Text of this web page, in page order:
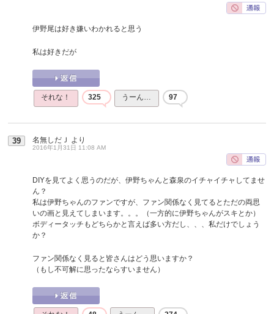
伊野尾は好き嫌いわかれると思う
私は好きだが
それな！ 325 うーん… 97
39 名無しだＪ より
2016年1月31日 11:08 AM
DIYを見てよく思うのだが、伊野ちゃんと森泉のイチャイチャしてませ
ん？
私は伊野ちゃんのファンですが、ファン関係なく見てるとただの両思
いの画と見えてしまいます。。。（一方的に伊野ちゃんがスキとか）
ボディータッチもどちらかと言えば多い方だし、、、私だけでしょう
か？
ファン関係なく見ると皆さんはどう思いますか？
（もし不可解に思ったならすいません）